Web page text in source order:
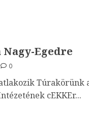
Nagy-Egedre
0
Túrakörünk
cEKKEr...